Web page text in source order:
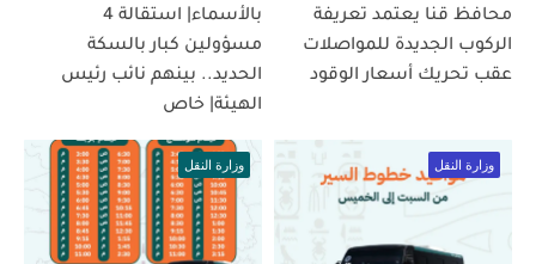
محافظ قنا يعتمد تعريفة
الركوب الجديدة للمواصلات
عقب تحريك أسعار الوقود
بالأسماء| استقالة 4
مسؤولين كبار بالسكة
الحديد.. بينهم نائب رئيس
الهيئة| خاص
وزارة النقل وزارة النقل